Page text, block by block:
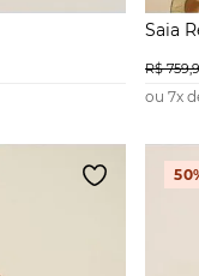
Saia
R$ 759,
ou 7x